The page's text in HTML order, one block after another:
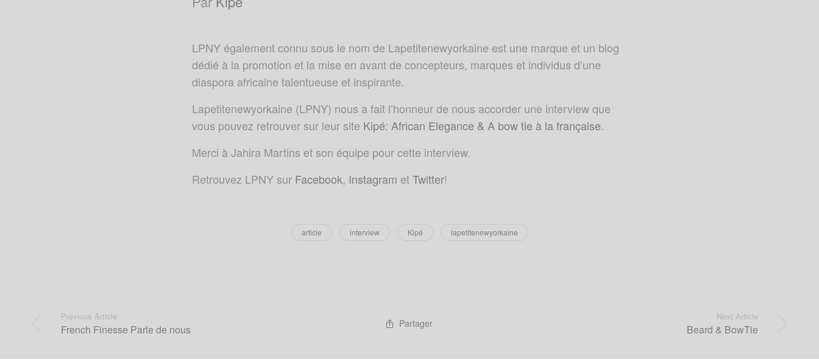
LPNY également connu sous le nom de Lapetitenewyorkaine est une marque et un blog
dédié à la promotion et la mise en avant de concepteurs, marques et individus d’une
diaspora africaine talentueuse et inspirante.
Lapetitenewyorkaine (LPNY) nous a fait l’honneur de nous accorder une interview que
vous pouvez retrouver sur leur site Kipé: African Elegance & A bow tie à la française.
Merci à Jahira Martins et son équipe pour cette interview.
Retrouvez LPNY sur Facebook, Instagram etTwitter!
article interview Kipé lapetitenewyorkaine
Previous Article
French Finesse Parle de nous Partager
Next Article
Beard & BowTie